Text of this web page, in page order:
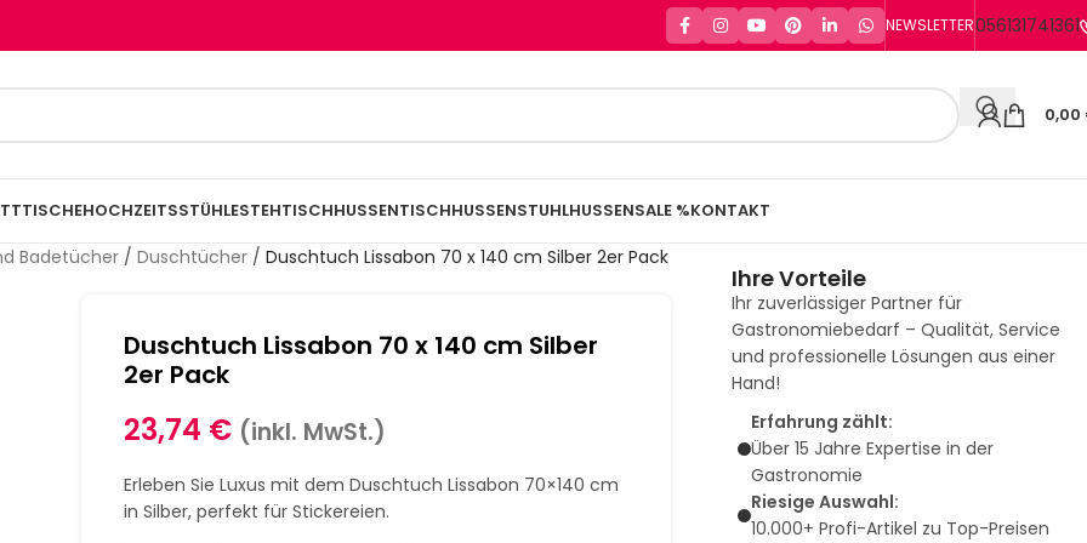
NEWSLETTER056131741361
0,00
HOCHZEITSSTÜHLESTEHTISCHHUSSENTISCHHUSSENSTUHLHUSSENSALE %KONTAKT
Badetücher / Duschtücher / Duschtuch Lissabon 70 x 140 cm Silber 2er Pack
Duschtuch Lissabon 70 x 140 cm Silber
2er Pack
23,74 € (inkl. MwSt.)
Erleben Sie Luxus mit dem Duschtuch Lissabon 70×140 cm
in Silber, perfekt für Stickereien.
Ihre Vorteile
Ihr zuverlässiger Partner für
Gastronomiebedarf – Qualität, Service
und professionelle Lösungen aus einer
Hand!
Erfahrung zählt:
Über 15 Jahre Expertise in der
Gastronomie
Riesige Auswahl:
10.000+ Profi-Artikel zu Top-Preisen